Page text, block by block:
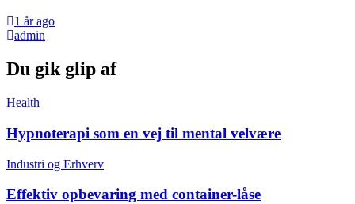
1 år ago
admin
Du gik glip af
Health
Hypnoterapi som en vej til mental velvære
Industri og Erhverv
Effektiv opbevaring med container-låse